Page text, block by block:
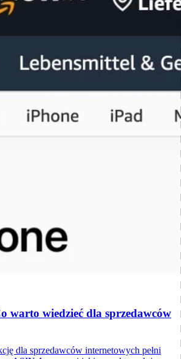
warto wiedzieć dla sprzedawców
dla sprzedawców internetowych pełni